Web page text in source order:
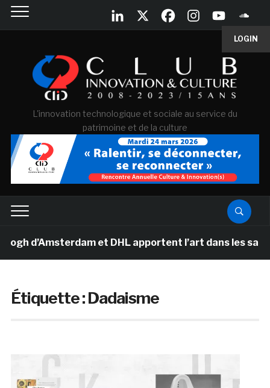
LOGIN
L'innovation technologique et sociale au service du
patrimoine et de la culture
d’Amsterdam et DHL apportent l’art dans les salles
Étiquette :Dadaisme